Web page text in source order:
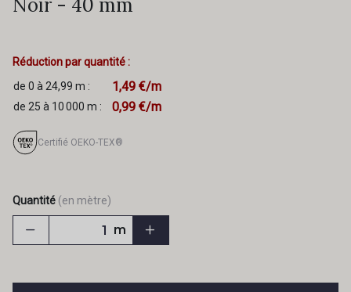
Noir - 40 mm
Réduction par quantité :
de 0 à 24,99 m :
1,49 €/m
de 25 à 10 000 m : 0,99 €/m
Certifié OEKO-TEX®
Quantité (en mètre)
m